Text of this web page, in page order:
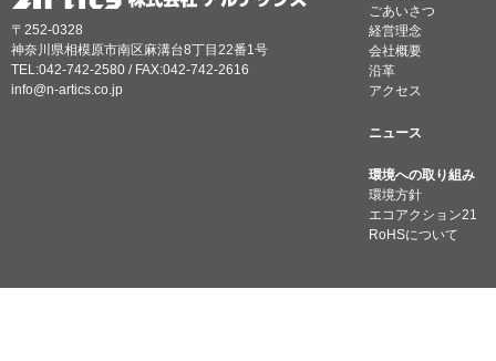
〒252-0328
神奈川県相模原市南区麻溝台8丁目22番1号
TEL:042-742-2580 / FAX:042-742-2616
info@n-artics.co.jp
ごあいさつ
経営理念
会社概要
沿革
アクセス
ニュース
環境への取り組み
環境方針
エコアクション21
RoHSについて